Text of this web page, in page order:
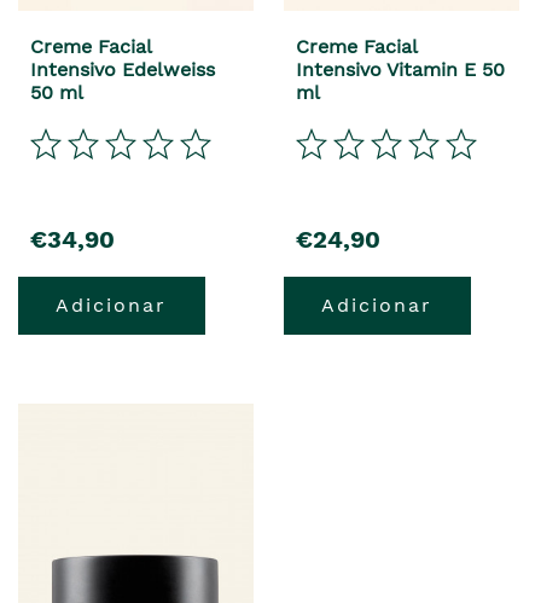
Creme Facial
Intensivo Edelweiss
50 ml
€34,90
Adicionar
Creme Facial
Intensivo Vitamin E 50
ml
€24,90
Adicionar